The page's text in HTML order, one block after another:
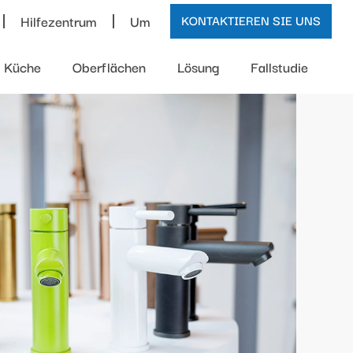
Hilfezentrum Um KONTAKTIEREN SIE UNS
Küche Oberflächen Lösung Fallstudie